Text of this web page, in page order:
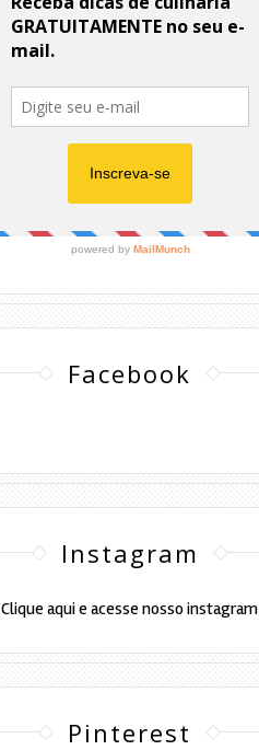
Facebook
Instagram
Clique aqui e acesse nosso instagram
Pinterest